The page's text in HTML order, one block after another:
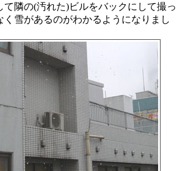
て隣の(汚れた)ビルをバックにして撮っ
く雪があるのがわかるようになりまし